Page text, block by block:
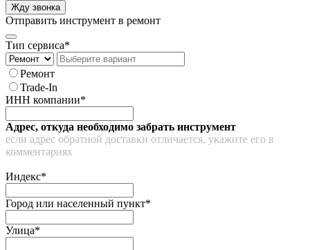
Жду звонка
Отправить инструмент в ремонт
Тип сервиса*
Ремонт
Trade-In
ИНН компании*
Адрес, откуда необходимо забрать инструмент
если адрес обратной доставки отличается, укажите его в
комментариях
Индекс*
Город или населенный пункт*
Улица*